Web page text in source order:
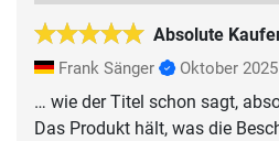
Absolute
Frank Sänger Oktober 2025
… wie der Titel schon sagt,
Das Produkt hält, was die